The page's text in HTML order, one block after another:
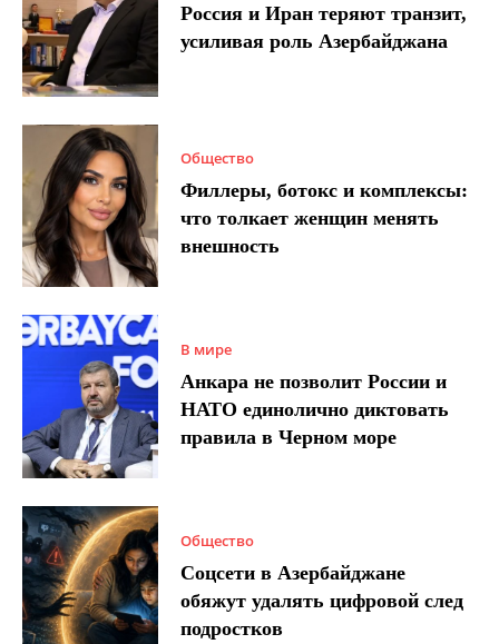
Россия и Иран теряют транзит,
усиливая роль Азербайджана
Общество
Филлеры, ботокс и комплексы:
что толкает женщин менять
внешность
В мире
Анкара не позволит России и
НАТО единолично диктовать
правила в Черном море
Общество
Соцсети в Азербайджане
обяжут удалять цифровой след
подростков